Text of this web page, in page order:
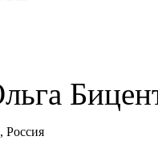
Россия